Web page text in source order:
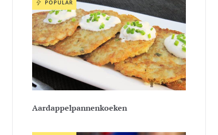
POPULAR
Aardappelpannenkoeken